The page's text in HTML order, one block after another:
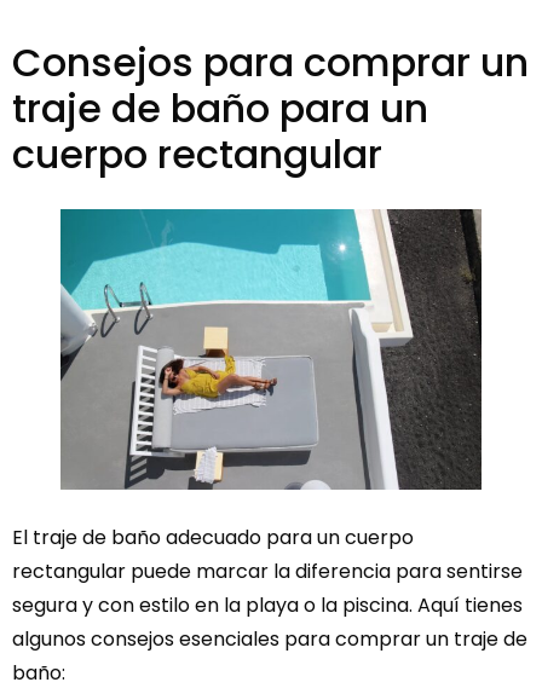
Consejos para comprar un
traje de baño para un
cuerpo rectangular
El traje de baño adecuado para un cuerpo
rectangular puede marcar la diferencia para sentirse
segura y con estilo en la playa o la piscina. Aquí tienes
algunos consejos esenciales para comprar un traje de
baño: